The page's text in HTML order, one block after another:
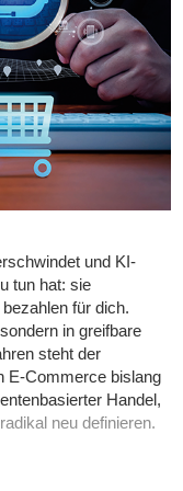
Innovation und
zu liefern.
zu erklären und
liegt der Fokus
in Meetings
bewertet, entsteht
zurück, um andere
eigene
Langsam und
Grundtendenz im
schweigen alle aus
fragile Miteinander zu
kann
ehrliche
sie verändern nur
und KI-
tun hat: sie
für dich.
in greifbare
steht der
E-Commerce bislang
Handel,
neu definieren.